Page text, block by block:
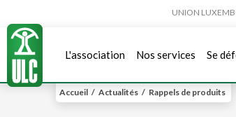
UNION
L'association Nos services Se
Accueil / Actualités / Rappels de produits